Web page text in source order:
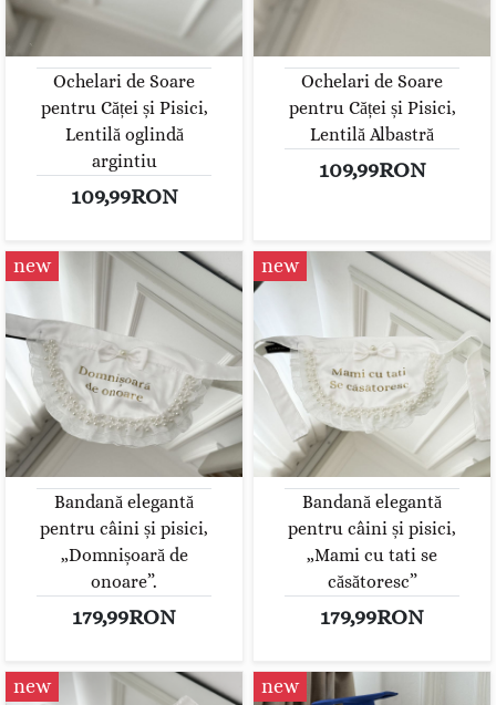
Ochelari de Soare
pentru Căței și Pisici,
Lentilă oglindă
argintiu
109,99RON
Ochelari de Soare
pentru Căței și Pisici,
Lentilă Albastră
109,99RON
new
Bandană elegantă
pentru câini și pisici,
„Domnișoară de
onoare”.
179,99RON
new
Bandană elegantă
pentru câini și pisici,
„Mami cu tati se
căsătoresc”
179,99RON
new new